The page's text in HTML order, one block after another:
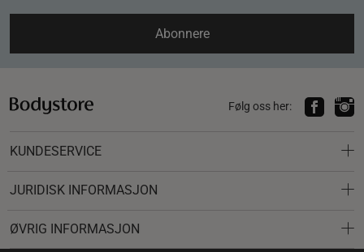
Abonnere
Følg oss her:
KUNDESERVICE
JURIDISK INFORMASJON
ØVRIG INFORMASJON